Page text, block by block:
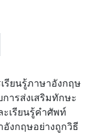
รียนรู้ภาษาอังกฤษ
ารส่งเสริมทักษะ
เรียนรู้คำศัพท์
อังกฤษอย่างถูกวิธี